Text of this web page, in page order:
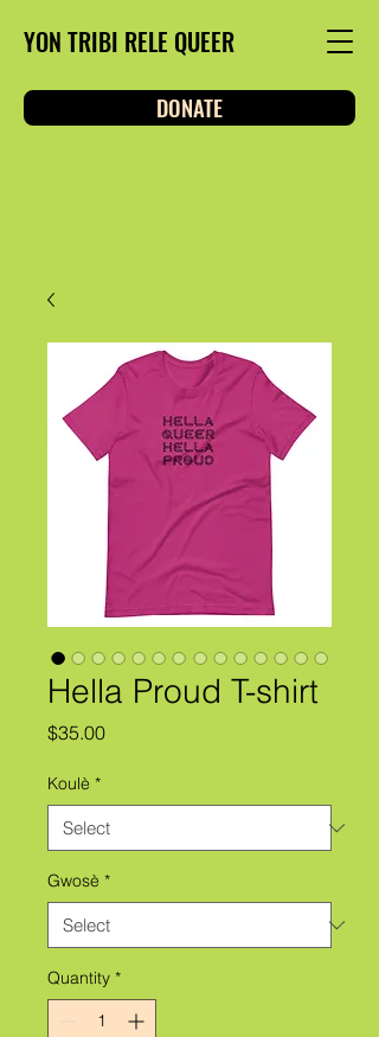
YON TRIBI RELE QUEER
DONATE
Hella Proud T-shirt
$35.00Price
Koulè *
Gwosè *
Quantity *